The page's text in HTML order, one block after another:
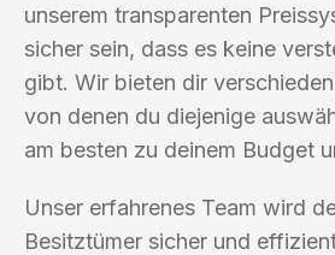
unserem transparenten
sicher sein, dass es keine
gibt. Wir bieten dir
von denen du diejenige
am besten zu deinem Budget
Unser erfahrenes Team wird
Besitztümer sicher und